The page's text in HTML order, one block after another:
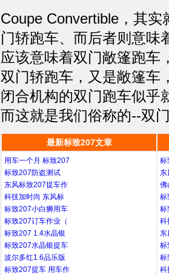
Coupe Convertible，其
门轿跑车、而后者则意味
应该意味着双门敞篷跑车
双门轿跑车，又是敞篷车
闭合机构的双门跑车似乎
而这就是我们俗称的--双
最新标致207文章
用车一个月 标致207
标致207防盗测试
东风标致207提车作
科技加时尚 东风标
标致207小白狮用车
标致207订车作业（
标致207 1.4水晶银
标致207水晶银提车
波尔多红1.6品乐版
标致207提车 用车作
标
东
佛
标
标
科
东
标
标
科